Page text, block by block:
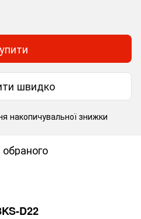
швидко
накопичувальної знижки
D22